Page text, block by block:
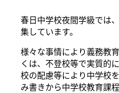
春日中学校夜間学級では
集しています。
様々な事情により義務教
くは、不登校等で実質的
校の配慮等により中学校
み書きから中学校教育課